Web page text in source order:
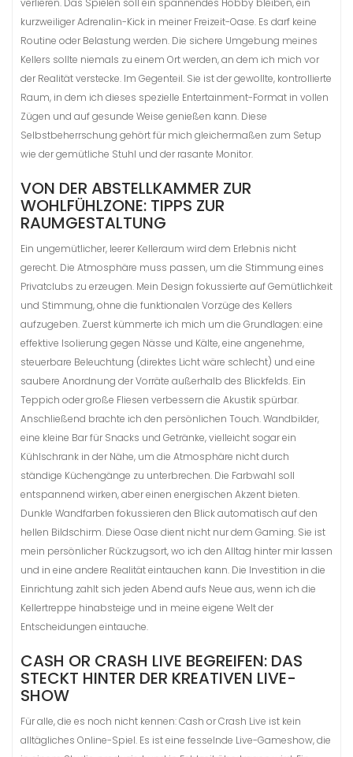
kurzweiliger Adrenalin-Kick in meiner Freizeit-Oase. Es darf keine
Routine oder Belastung werden. Die sichere Umgebung meines
Kellers sollte niemals zu einem Ort werden, an dem ich mich vor
der Realität verstecke. Im Gegenteil. Sie ist der gewollte, kontrollierte
Raum, in dem ich dieses spezielle Entertainment-Format in vollen
Zügen und auf gesunde Weise genießen kann. Diese
Selbstbeherrschung gehört für mich gleichermaßen zum Setup
wie der gemütliche Stuhl und der rasante Monitor.
VON DER ABSTELLKAMMER ZUR
WOHLFÜHLZONE: TIPPS ZUR
RAUMGESTALTUNG
Ein ungemütlicher, leerer Kelleraum wird dem Erlebnis nicht
gerecht. Die Atmosphäre muss passen, um die Stimmung eines
Privatclubs zu erzeugen. Mein Design fokussierte auf Gemütlichkeit
und Stimmung, ohne die funktionalen Vorzüge des Kellers
aufzugeben. Zuerst kümmerte ich mich um die Grundlagen: eine
effektive Isolierung gegen Nässe und Kälte, eine angenehme,
steuerbare Beleuchtung (direktes Licht wäre schlecht) und eine
saubere Anordnung der Vorräte außerhalb des Blickfelds. Ein
Teppich oder große Fliesen verbessern die Akustik spürbar.
Anschließend brachte ich den persönlichen Touch. Wandbilder,
eine kleine Bar für Snacks und Getränke, vielleicht sogar ein
Kühlschrank in der Nähe, um die Atmosphäre nicht durch
ständige Küchengänge zu unterbrechen. Die Farbwahl soll
entspannend wirken, aber einen energischen Akzent bieten.
Dunkle Wandfarben fokussieren den Blick automatisch auf den
hellen Bildschirm. Diese Oase dient nicht nur dem Gaming. Sie ist
mein persönlicher Rückzugsort, wo ich den Alltag hinter mir lassen
und in eine andere Realität eintauchen kann. Die Investition in die
Einrichtung zahlt sich jeden Abend aufs Neue aus, wenn ich die
Kellertreppe hinabsteige und in meine eigene Welt der
Entscheidungen eintauche.
CASH OR CRASH LIVE BEGREIFEN: DAS
STECKT HINTER DER KREATIVEN LIVE-
SHOW
Für alle, die es noch nicht kennen: Cash or Crash Live ist kein
alltägliches Online-Spiel. Es ist eine fesselnde Live-Gameshow, die